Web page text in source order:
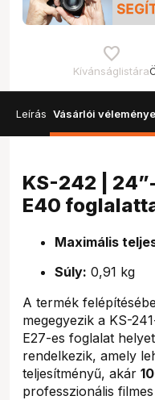
Kívánságlistára
Leírás Vásárlói
KS-242 |
E40
Maximális
Súly: 0,91 kg
A termék
megegyezik a KS-
E27-es foglalat
rendelkezik, amely
teljesítményű, akár
professzionális